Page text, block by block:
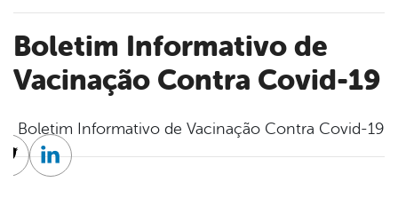
Boletim Informativo de
Vacinação Contra Covid-19
Boletim Informativo de Vacinação Contra Covid-19
TwitterLinkedin